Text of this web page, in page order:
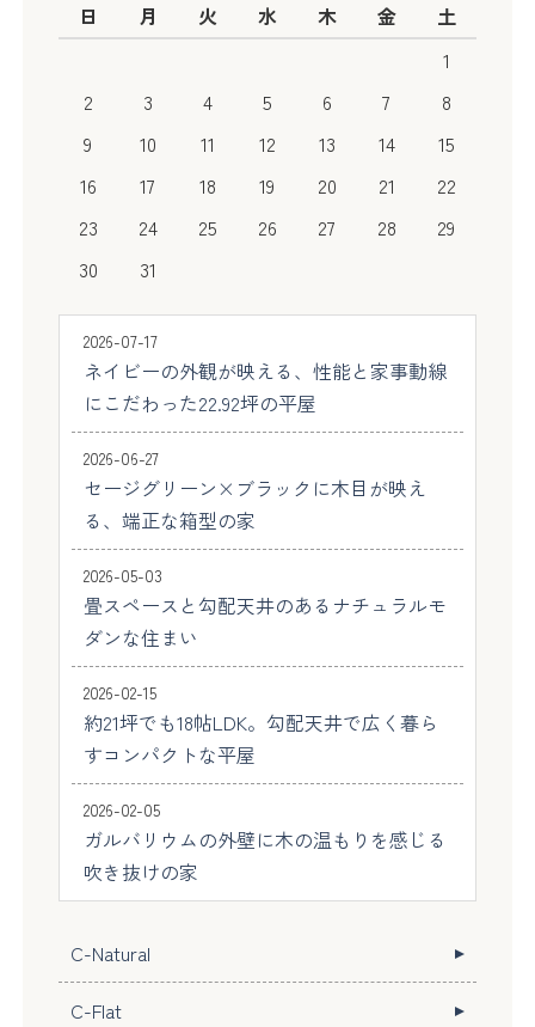
日
月 火 水 木 金
土
1
2
3 4 5 6 7
8
9
10 11 12 13 14
15
16
17 18 19 20 21
22
23
24 25 26 27 28
29
30
31
2026-07-17
ネイビーの外観が映える、性能と家事動線
にこだわった22.92坪の平屋
2026-06-27
セージグリーン×ブラックに木目が映え
る、端正な箱型の家
2026-05-03
畳スペースと勾配天井のあるナチュラルモ
ダンな住まい
2026-02-15
約21坪でも18帖LDK。勾配天井で広く暮ら
すコンパクトな平屋
2026-02-05
ガルバリウムの外壁に木の温もりを感じる
吹き抜けの家
C-Natural
C-Flat